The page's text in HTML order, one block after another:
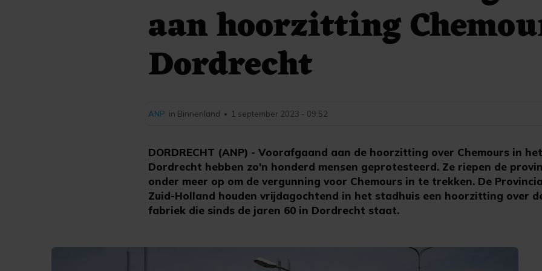
aan hoorzitting
Dordrecht
DORDRECHT (ANP) - Voorafgaand aan de hoorzitting over Chemours in
Dordrecht hebben zo'n honderd mensen geprotesteerd. Ze riepen de
onder meer op om de vergunning voor Chemours in te trekken. De
Zuid-Holland houden vrijdagochtend in het stadhuis een hoorzitting over
fabriek die sinds de jaren 60 in Dordrecht staat.
ANP in Binnenland • 1 september 2023 - 09:52